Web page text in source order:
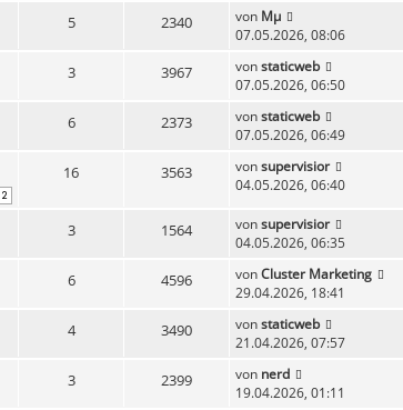
5 2340 von Mµ
07.05.2026, 08:06
3 3967 vonstaticweb
07.05.2026, 06:50
6 2373 vonstaticweb
07.05.2026, 06:49
2
16 3563 vonsupervisior
04.05.2026, 06:40
3 1564 vonsupervisior
04.05.2026, 06:35
6 4596 vonCluster Marketing
29.04.2026, 18:41
4 3490 vonstaticweb
21.04.2026, 07:57
3 2399 von nerd
19.04.2026, 01:11